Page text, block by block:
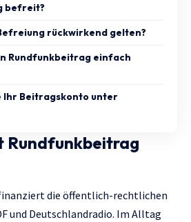
befreit?
rückwirkend gelten?
Rundfunkbeitrag einfach
Ihr Beitragskonto unter
Rundfunkbeitrag
die öffentlich-rechtlichen
und Deutschlandradio. Im Alltag